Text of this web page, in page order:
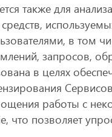
также для
в том
запросов,
в целях
работы с
что позволяет